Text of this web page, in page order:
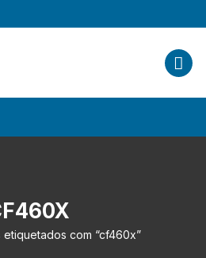
etiquetados com “cf460x”